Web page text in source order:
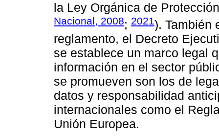
la Ley Orgánica de
Nacional, 2008; 2021). También
reglamento, el Decreto
se establece un marco legal
información en el sector
se promueven son los de
datos y responsabilidad
internacionales como el
Unión Europea.